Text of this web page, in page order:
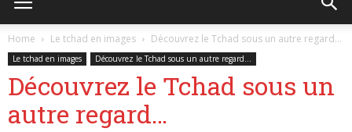
du
Home Le tchad en images Découvrez le Tchad sous un autre regard…
Le tchad en images Découvrez le Tchad sous un autre regard…
Découvrez le Tchad sous un
autre regard…